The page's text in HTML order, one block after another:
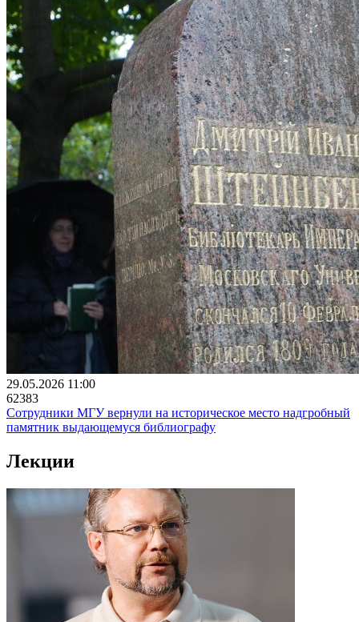
29.05.2026 11:00
62383
Сотрудники МГУ вернули на историческое место надгробный
памятник выдающемуся библиографу
Лекции